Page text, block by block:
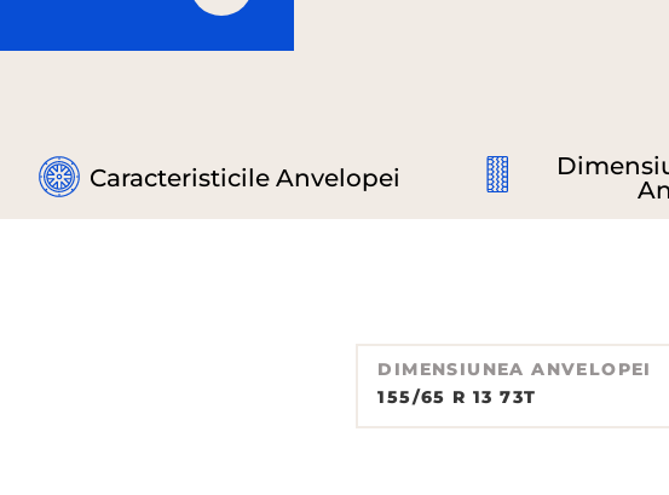
Caracteristicile Anvelopei
DIMENSIUNEA ANVELOPEI
155/65 R 13 73T